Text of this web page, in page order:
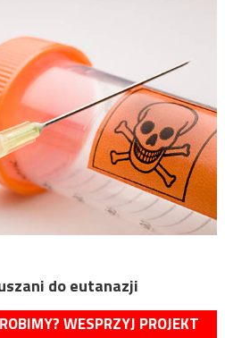
do eutanazji
WESPRZYJ PROJEKT